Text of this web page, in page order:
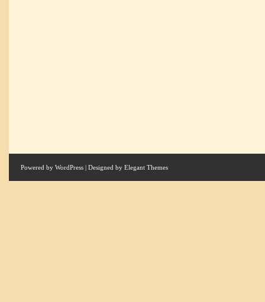
Powered by WordPress | Designed by Elegant Themes